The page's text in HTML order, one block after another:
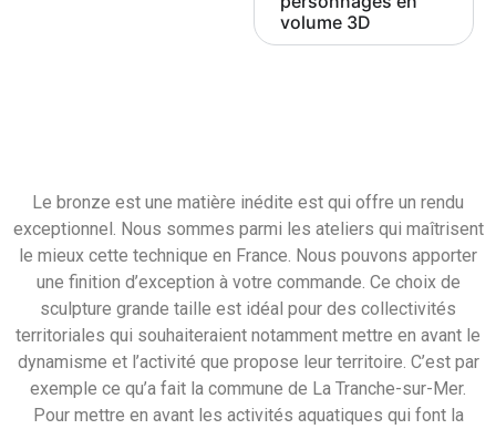
volume 3D
Le bronze est une matière inédite est qui offre un rendu
exceptionnel. Nous sommes parmi les ateliers qui maîtrisent
le mieux cette technique en France. Nous pouvons apporter
une finition d’exception à votre commande. Ce choix de
sculpture grande taille est idéal pour des collectivités
territoriales qui souhaiteraient notamment mettre en avant le
dynamisme et l’activité que propose leur territoire. C’est par
exemple ce qu’a fait la commune de La Tranche-sur-Mer.
Pour mettre en avant les activités aquatiques qui font la